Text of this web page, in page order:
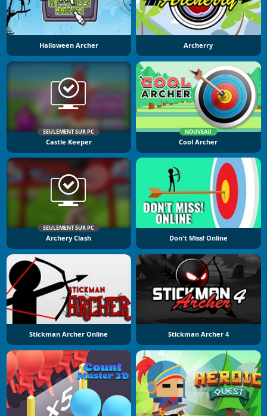
Halloween Archer Archerry
SEULEMENT SUR PC
Castle Keeper
NOUVEAU
Cool Archer
SEULEMENT SUR PC
Archery Clash Don't Miss! Online
Stickman Archer Online Stickman Archer 4